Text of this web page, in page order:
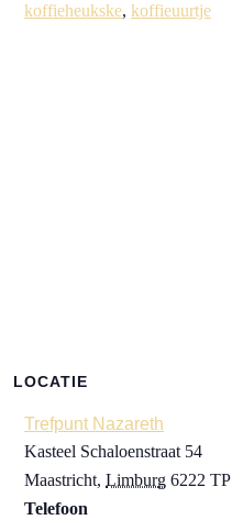
koffieheukske, koffieuurtje
LOCATIE
Trefpunt Nazareth
Kasteel Schaloenstraat 54
Maastricht, Limburg 6222 TP
Telefoon